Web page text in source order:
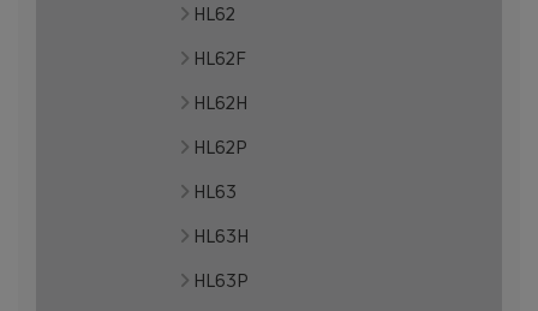
HL62
HL62F
HL62H
HL62P
HL63
HL63H
HL63P